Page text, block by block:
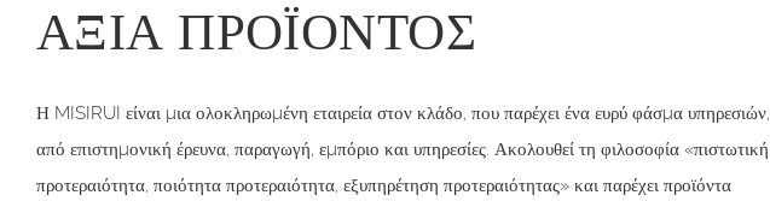
ΑΞΊΑ ΠΡΟΪΌΝΤΟΣ
Η MISIRUI είναι μια ολοκληρωμένη εταιρεία στον κλάδο, που παρέχει ένα ευρύ φάσμα υπηρεσιών,
από επιστημονική έρευνα, παραγωγή, εμπόριο και υπηρεσίες. Ακολουθεί τη φιλοσοφία «πιστωτική
προτεραιότητα, ποιότητα προτεραιότητα, εξυπηρέτηση προτεραιότητας» και παρέχει προϊόντα